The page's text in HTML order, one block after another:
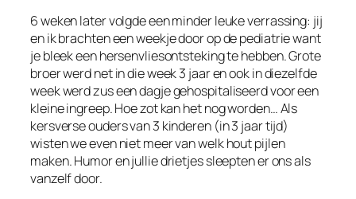
6 weken later volgde een minder leuke verrassing: jij
en ik brachten een weekje door op de pediatrie want
je bleek een hersenvliesontsteking te hebben. Grote
broer werd net in die week 3 jaar en ook in diezelfde
week werd zus een dagje gehospitaliseerd voor een
kleine ingreep. Hoe zot kan het nog worden… Als
kersverse ouders van 3 kinderen (in 3 jaar tijd)
wisten we even niet meer van welk hout pijlen
maken. Humor en jullie drietjes sleepten er ons als
vanzelf door.